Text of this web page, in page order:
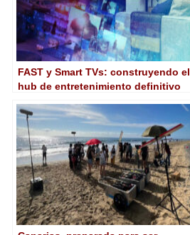
FAST y Smart TVs: construyendo el
hub de entretenimiento definitivo